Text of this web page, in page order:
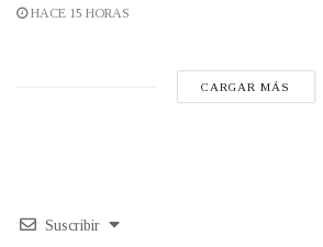
HACE 15 HORAS
CARGAR MÁS
Suscribir